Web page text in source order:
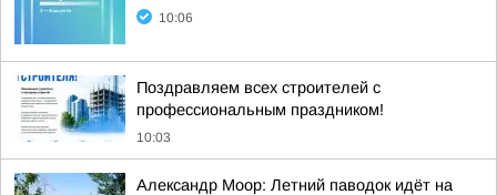
10:06
Поздравляем всех строителей с
профессиональным праздником!
10:03
Александр Моор: Летний паводок идёт на